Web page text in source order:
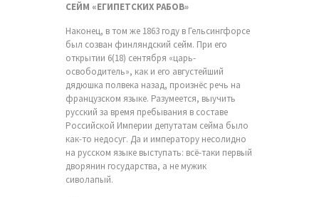
СЕЙМ «ЕГИПЕТСКИХ РАБОВ»
Наконец, в том же 1863 году в Гельсингфорсе
был созван финляндский сейм. При его
открытии 6(18) сентября «царь-
освободитель», как и его августейший
дядюшка полвека назад, произнёс речь на
французском языке. Разумеется, выучить
русский за время пребывания в составе
Российской Империи депутатам сейма было
как-то недосуг. Да и императору несолидно
на русском языке выступать: всё-таки первый
дворянин государства, а не мужик
сиволапый.